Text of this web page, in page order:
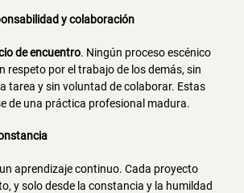
y colaboración
de encuentro. Ningún proceso escénico
respeto por el trabajo de los demás, sin
tarea y sin voluntad de colaborar. Estas
de una práctica profesional madura.
aprendizaje continuo. Cada proyecto
y solo desde la constancia y la humildad